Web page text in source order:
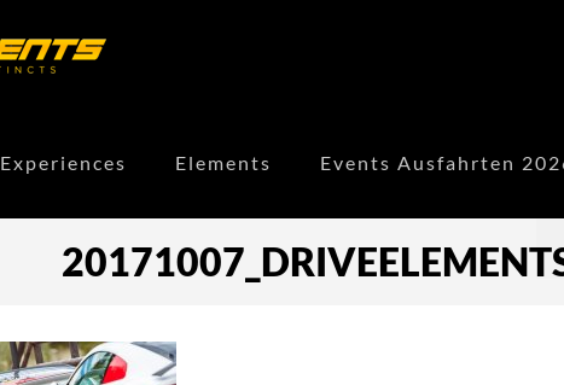
Experiences Elements Events Ausfahrten